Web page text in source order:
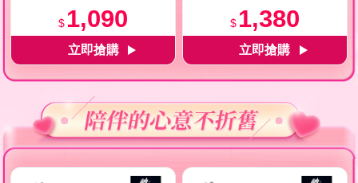
$ 1,090 $ 1,380